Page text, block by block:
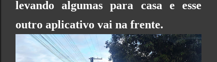
levando algumas para casa e esse
outro aplicativo vai na frente.